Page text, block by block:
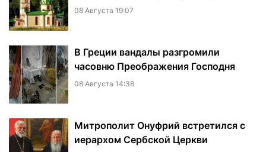
08 Августа 19:07
В Греции вандалы разгромили
часовню Преображения Господня
08 Августа 14:38
Митрополит Онуфрий встретился с
иерархом Сербской Церкви